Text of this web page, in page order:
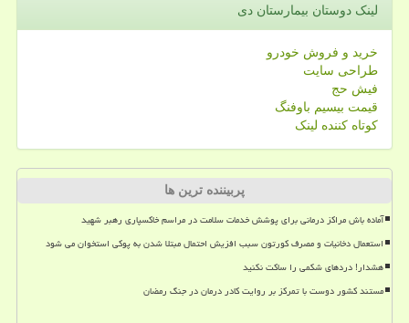
لینک دوستان بیمارستان دی
خرید و فروش خودرو
طراحی سایت
فیش حج
قیمت بیسیم باوفنگ
کوتاه کننده لینک
پربیننده ترین ها
آماده باش مراکز درمانی برای پوشش خدمات سلامت در مراسم خاکسپاری رهبر شهید
استعمال دخانیات و مصرف کورتون سبب افزیش احتمال مبتلا شدن به پوکی استخوان می شود
هشدار! دردهای شکمی را ساکت نکنید
مستند کشور دوست با تمرکز بر روایت کادر درمان در جنگ رمضان